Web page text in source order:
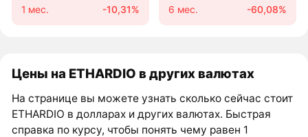
1 мес. -10,31% 6 мес. -60,08%
Цены на ETHARDIO в других валютах
На странице вы можете узнать сколько сейчас стоит
ETHARDIO в долларах и других валютах. Быстрая
справка по курсу, чтобы понять чему равен 1